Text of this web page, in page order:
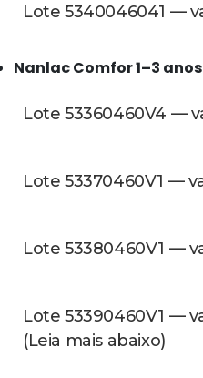
Lote 5340046041 —
Nanlac Comfor 1–3
Lote 53360460V4 —
Lote 53370460V1 —
Lote 53380460V1 —
Lote 53390460V1 —
(Leia mais abaixo)